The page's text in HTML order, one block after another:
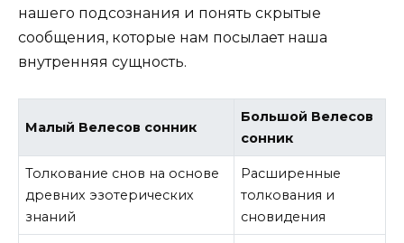
нашего подсознания и понять скрытые
сообщения, которые нам посылает наша
внутренняя сущность.
Малый Велесов сонник
Большой Велесов
сонник
Толкование снов на основе
древних эзотерических
знаний
Расширенные
толкования и
сновидения